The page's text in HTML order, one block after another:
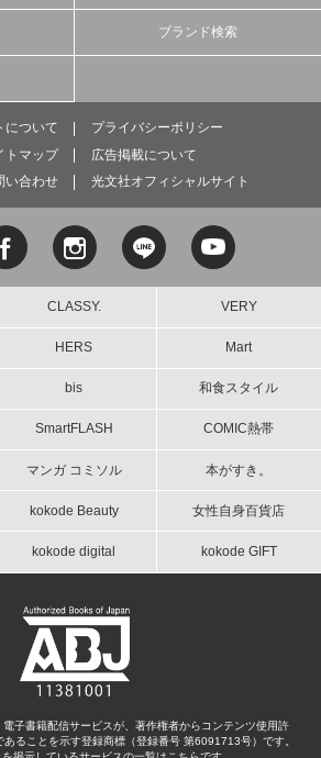
ブランド検索
について
プライバシーポリシー
トマップ
広告掲載について
い合わせ
光文社オフィシャルサイト
CLASSY. VERY
HERS Mart
bis 和食スタイル
SmartFLASH COMIC熱帯
マンガ コミソル 本がすき。
kokode Beauty 女性自身百貨店
kokode digital kokode GIFT
子書籍配信サービスが、著作権者からコンテンツ使用許
ることを示す登録商標（登録番号 第6091713号）です。